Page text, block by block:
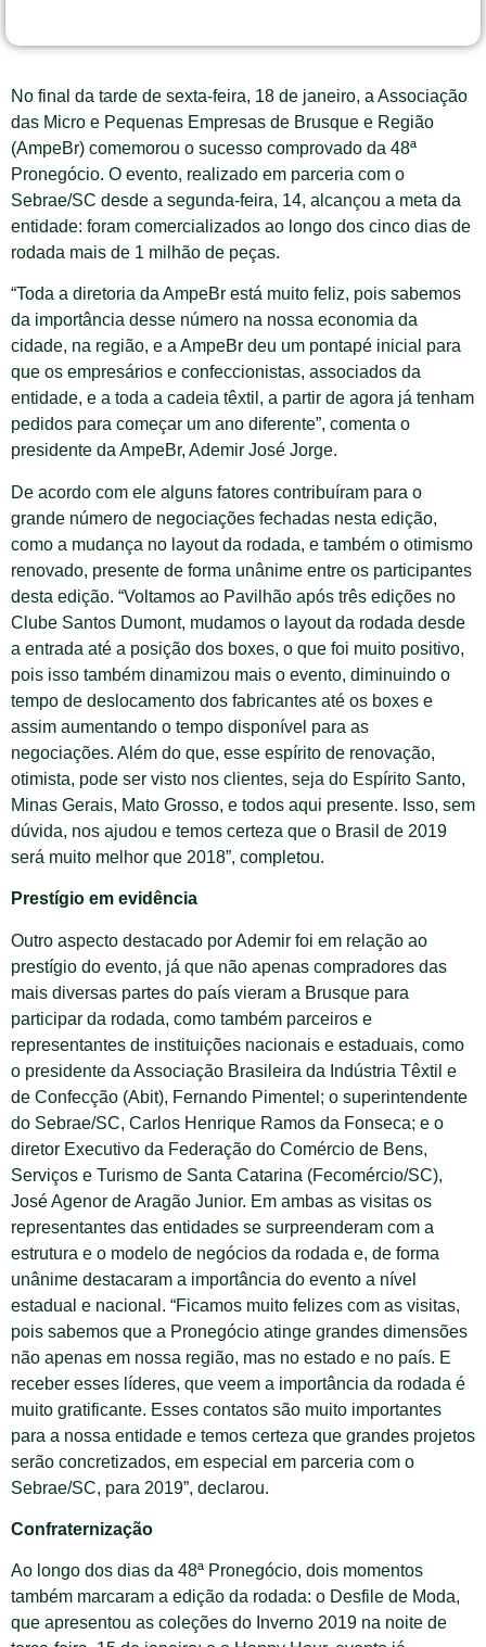
No final da tarde de sexta-feira, 18 de janeiro, a Associação
das Micro e Pequenas Empresas de Brusque e Região
(AmpeBr) comemorou o sucesso comprovado da 48ª
Pronegócio. O evento, realizado em parceria com o
Sebrae/SC desde a segunda-feira, 14, alcançou a meta da
entidade: foram comercializados ao longo dos cinco dias de
rodada mais de 1 milhão de peças.
“Toda a diretoria da AmpeBr está muito feliz, pois sabemos
da importância desse número na nossa economia da
cidade, na região, e a AmpeBr deu um pontapé inicial para
que os empresários e confeccionistas, associados da
entidade, e a toda a cadeia têxtil, a partir de agora já tenham
pedidos para começar um ano diferente”, comenta o
presidente da AmpeBr, Ademir José Jorge.
De acordo com ele alguns fatores contribuíram para o
grande número de negociações fechadas nesta edição,
como a mudança no layout da rodada, e também o otimismo
renovado, presente de forma unânime entre os participantes
desta edição. “Voltamos ao Pavilhão após três edições no
Clube Santos Dumont, mudamos o layout da rodada desde
a entrada até a posição dos boxes, o que foi muito positivo,
pois isso também dinamizou mais o evento, diminuindo o
tempo de deslocamento dos fabricantes até os boxes e
assim aumentando o tempo disponível para as
negociações. Além do que, esse espírito de renovação,
otimista, pode ser visto nos clientes, seja do Espírito Santo,
Minas Gerais, Mato Grosso, e todos aqui presente. Isso, sem
dúvida, nos ajudou e temos certeza que o Brasil de 2019
será muito melhor que 2018”, completou.
Prestígio em evidência
Outro aspecto destacado por Ademir foi em relação ao
prestígio do evento, já que não apenas compradores das
mais diversas partes do país vieram a Brusque para
participar da rodada, como também parceiros e
representantes de instituições nacionais e estaduais, como
o presidente da Associação Brasileira da Indústria Têxtil e
de Confecção (Abit), Fernando Pimentel; o superintendente
do Sebrae/SC, Carlos Henrique Ramos da Fonseca; e o
diretor Executivo da Federação do Comércio de Bens,
Serviços e Turismo de Santa Catarina (Fecomércio/SC),
José Agenor de Aragão Junior. Em ambas as visitas os
representantes das entidades se surpreenderam com a
estrutura e o modelo de negócios da rodada e, de forma
unânime destacaram a importância do evento a nível
estadual e nacional. “Ficamos muito felizes com as visitas,
pois sabemos que a Pronegócio atinge grandes dimensões
não apenas em nossa região, mas no estado e no país. E
receber esses líderes, que veem a importância da rodada é
muito gratificante. Esses contatos são muito importantes
para a nossa entidade e temos certeza que grandes projetos
serão concretizados, em especial em parceria com o
Sebrae/SC, para 2019”, declarou.
Confraternização
Ao longo dos dias da 48ª Pronegócio, dois momentos
também marcaram a edição da rodada: o Desfile de Moda,
que apresentou as coleções do Inverno 2019 na noite de